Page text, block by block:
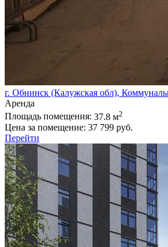
г. Обнинск (Калужская обл),
Аренда
Площадь помещения: 37.8 м2
Цена за помещение: 37 799 руб.
Перейти